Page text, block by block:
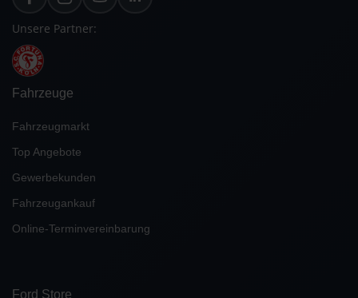
Unsere Partner:
Fahrzeuge
Fahrzeugmarkt
Top Angebote
Gewerbekunden
Fahrzeugankauf
Online-Terminvereinbarung
Ford Store